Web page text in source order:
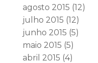
agosto 2015 (12)
julho 2015 (12)
junho 2015 (5)
maio 2015 (5)
abril 2015 (4)